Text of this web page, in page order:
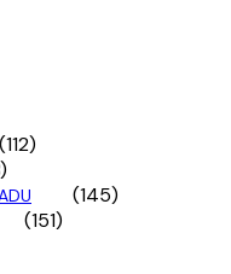
(112)
(145)
(151)